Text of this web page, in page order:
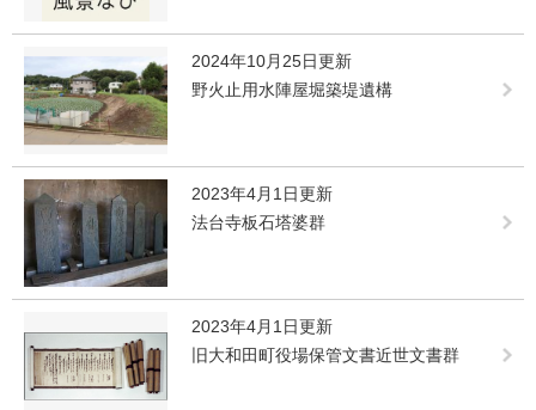
2024年10月25日更新
野火止用水陣屋堀築堤遺構
2023年4月1日更新
法台寺板石塔婆群
2023年4月1日更新
旧大和田町役場保管文書近世文書群